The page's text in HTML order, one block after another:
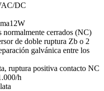
DC
12W
normalmente cerrados (NC)
de doble ruptura Zb o 2
galvánica entre los
ruptura positiva contacto NC
/h